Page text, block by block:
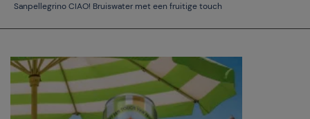
Sanpellegrino CIAO! Bruiswater met een fruitige touch